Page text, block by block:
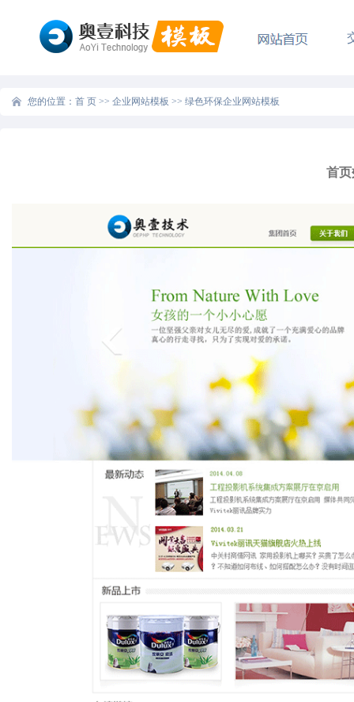
您的位置： 首 页 >> 企业网站模板 >> 绿色环保企业网站模板
首